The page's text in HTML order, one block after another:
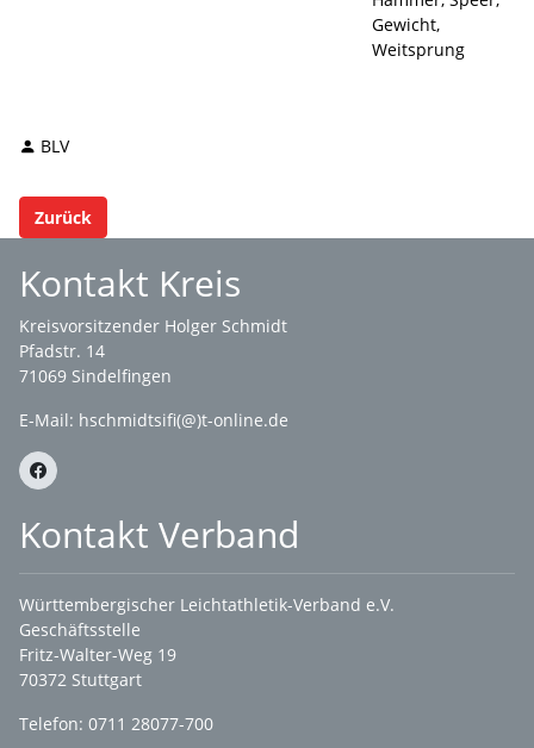
Gewicht,
Weitsprung
BLV
Zurück
Kontakt Kreis
Kreisvorsitzender Holger Schmidt
Pfadstr. 14
71069 Sindelfingen
E-Mail: hschmidtsifi(@)t-online.de
Kontakt Verband
Württembergischer Leichtathletik-Verband e.V.
Geschäftsstelle
Fritz-Walter-Weg 19
70372 Stuttgart
Telefon: 0711 28077-700